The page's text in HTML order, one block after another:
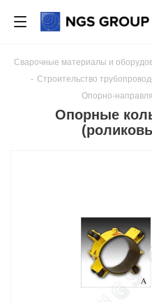
Сварочные материалы и
- Строительство
Опорно-
Опорные